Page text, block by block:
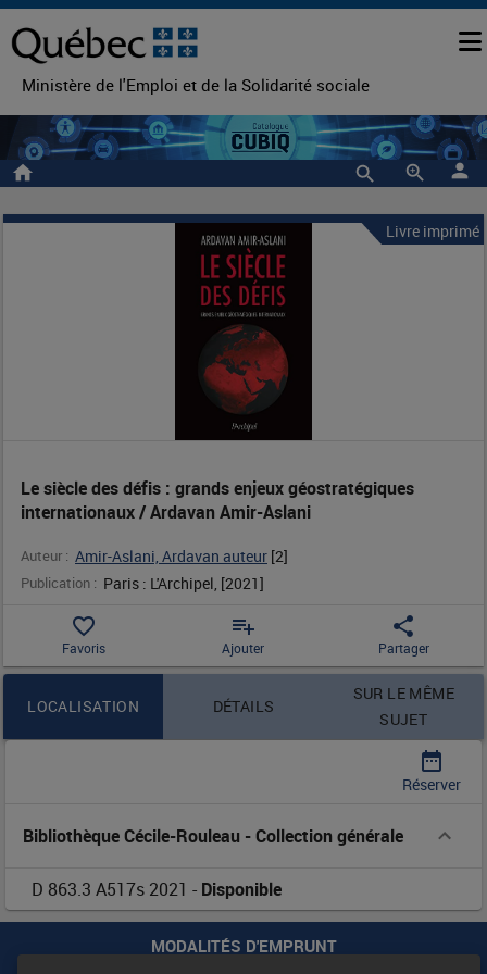
Ministère de l'Emploi et de la Solidarité sociale
home zoom_in person
grands
enjeux
géostratégiques
internationaux
/
Ardavan
Livre imprimé
Le siècle des défis : grands enjeux géostratégiques
internationaux / Ardavan Amir-Aslani
Auteur : Amir-Aslani, Ardavan auteur [2]
Publication : Paris : L'Archipel, [2021]
favorite_border
Favoris
playlist_add
Ajouter
share
Partager
Contenu de la notice
LOCALISATION DÉTAILS
SUR LE MÊME
SUJET
date_range
Réserver
Bibliothèque Cécile-Rouleau -Collection générale
D 863.3 A517s 2021 - Disponible
MODALITÉS D'EMPRUNT